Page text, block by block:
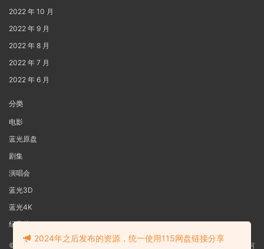
2022 年 10 月
2022 年 9 月
2022 年 8 月
2022 年 7 月
2022 年 6 月
分类
电影
蓝光原盘
剧集
演唱会
蓝光3D
蓝光4K
纪录片
©2022 蓝光电影网本站资源来源于网络用户网盘投稿，本站服务器不储存任何
2024年之后发布的资源，统一使用115网盘链接分享